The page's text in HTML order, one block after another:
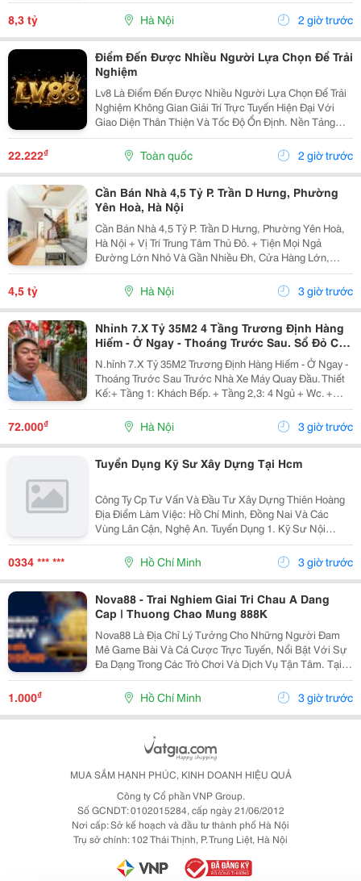
8,3 tỷ Hà Nội 2 giờ trước
Điểm Đến Được Nhiều Người Lựa Chọn Để Trải
Nghiệm
Lv8 Là Điểm Đến Được Nhiều Người Lựa Chọn Để Trải
Nghiệm Không Gian Giải Trí Trực Tuyến Hiện Đại Với
Giao Diện Thân Thiện Và Tốc Độ Ổn Định. Nền Tảng
Cung Cấp Đa Dạng Trò Chơi, Cập Nhật Thường Xuyên,
Hỗ Trợ Trên Nhiều Thiết Bị Và Mang Đến Trải Nghiệm...
22.222₫ Toàn quốc 2 giờ trước
Cần Bán Nhà 4,5 Tỷ P. Trần D Hưng, Phường
Yên Hoà, Hà Nội
Cần Bán Nhà 4,5 Tỷ P. Trần D Hưng, Phường Yên Hoà,
Hà Nội + Vị Trí Trung Tâm Thủ Đô. + Tiện Mọi Ngả
Đường Lớn Nhỏ Và Gần Nhiều Đh, Cửa Hàng Lớn,
V.v... + Diện Tích Gia Đình Sử Dụng Tất Được Là 95 M2.
+ Ô-Tô Vào Cửa, Nhà Có 2 Tầng. + Sổ Đỏ Chính...
4,5 tỷ Hà Nội 3 giờ trước
Nhỉnh 7.X Tỷ 35M2 4 Tầng Trương Định Hàng
Hiếm - Ở Ngay - Thoáng Trước Sau. Sổ Đỏ Cất
Két
N.hỉnh 7.X Tỷ 35M2 Trương Định Hàng Hiếm - Ở Ngay -
Thoáng Trước Sau Trước Nhà Xe Máy Quay Đầu. Thiết
Kế:+ Tầng 1: Khách Bếp. + Tầng 2,3: 4 Ngủ + Wc. +
Tầng 4: Phòng Thờ Sân Phơi Rộng Rãi. + Gần Trường,
Gần Chợ + Giao Thông Thuận Tiện. Sổ Đỏ...
72.000₫ Hà Nội 3 giờ trước
Tuyển Dụng Kỹ Sư Xây Dựng Tại Hcm
Công Ty Cp Tư Vấn Và Đầu Tư Xây Dựng Thiên Hoàng
Địa Điểm Làm Việc: Hồ Chí Minh, Đồng Nai Và Các
Vùng Lân Cận, Nghệ An. Tuyển Dụng 1. Kỹ Sư Nội
Nghiệp Công Trình Giao Thông, Cầu Đường : 06 2. Kỹ
Sư Hiện Trường Công Trình Giao Thông, Cầu...
0334 *** *** Hồ Chí Minh 3 giờ trước
Nova88 - Trai Nghiem Giai Tri Chau A Dang
Cap | Thuong Chao Mung 888K
Nova88 Là Địa Chỉ Lý Tưởng Cho Những Người Đam
Mê Game Bài Và Cá Cược Trực Tuyến, Nổi Bật Với Sự
Đa Dạng Trong Các Trò Chơi Và Dịch Vụ Tận Tâm. Tại
Nova88, Người Chơi Được Trải Nghiệm Những Sản
Phẩm Cá Cược Chất Lượng Nhất, Từ Cá Cược Thể
Thao Đến...
1.000₫ Hồ Chí Minh 3 giờ trước
MUA SẮM HẠNH PHÚC, KINH DOANH HIỆU QUẢ
Công ty Cổ phần VNP Group.
Số GCNDT: 0102015284, cấp ngày 21/06/2012
Nơi cấp: Sở kế hoạch và đầu tư thành phố Hà Nội
Trụ sở chính: 102 Thái Thịnh, P. Trung Liệt, Hà Nội